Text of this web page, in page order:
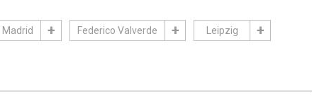
Madrid Federico Valverde Leipzig